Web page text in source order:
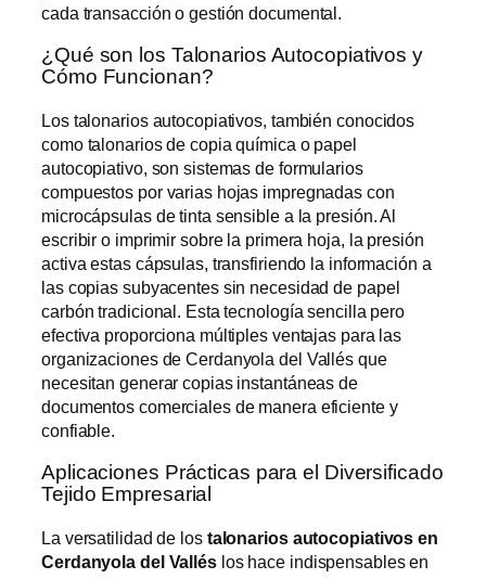
cada transacción o gestión documental.
¿Qué son los Talonarios Autocopiativos y
Cómo Funcionan?
Los talonarios autocopiativos, también conocidos
como talonarios de copia química o papel
autocopiativo, son sistemas de formularios
compuestos por varias hojas impregnadas con
microcápsulas de tinta sensible a la presión. Al
escribir o imprimir sobre la primera hoja, la presión
activa estas cápsulas, transfiriendo la información a
las copias subyacentes sin necesidad de papel
carbón tradicional. Esta tecnología sencilla pero
efectiva proporciona múltiples ventajas para las
organizaciones de Cerdanyola del Vallés que
necesitan generar copias instantáneas de
documentos comerciales de manera eficiente y
confiable.
Aplicaciones Prácticas para el Diversificado
Tejido Empresarial
La versatilidad de los talonarios autocopiativos en
Cerdanyola del Valléslos hace indispensables en